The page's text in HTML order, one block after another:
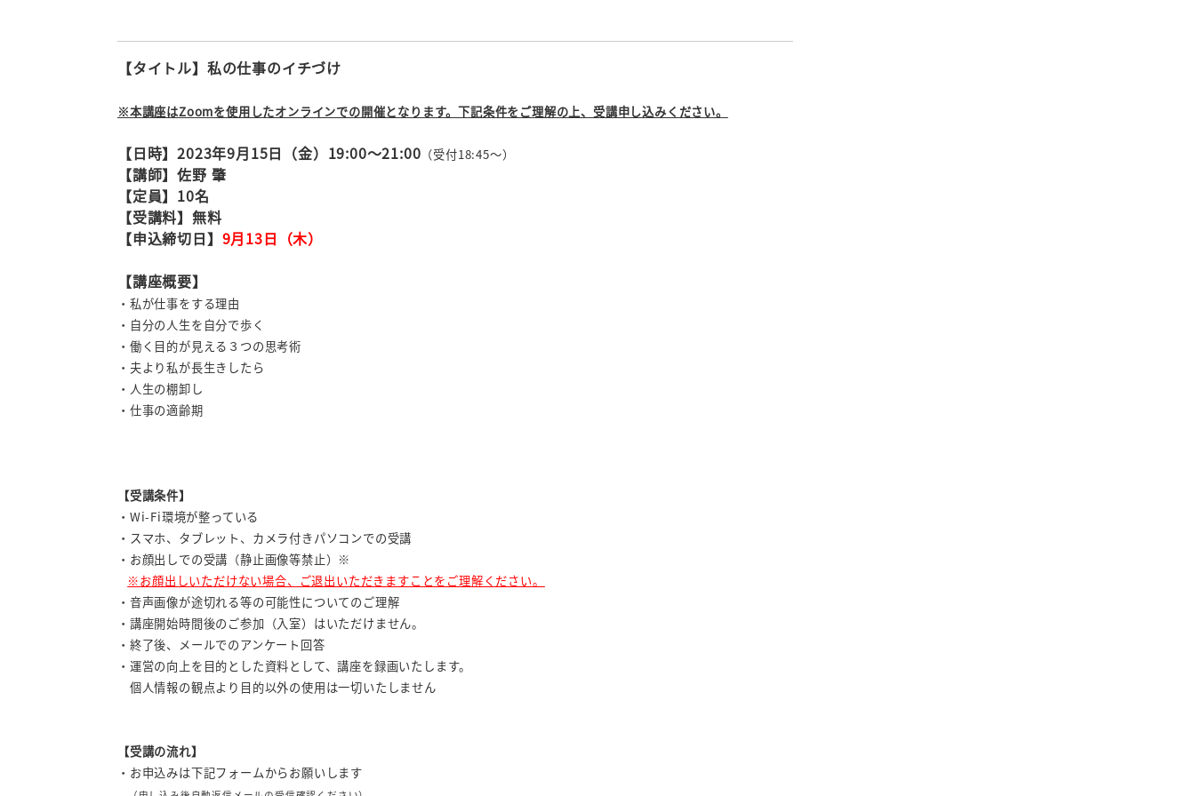
【タイトル】私の仕事のイチづけ
※本講座はZoomを使用したオンラインでの開催となります。下記条件をご理解の上、受講申し込みください。
【日時】2023年9月15日（金）19:00～21:00 （受付18:45～）
【講師】佐野 肇
【定員】10名
【受講料】無料
【申込締切日】 9月13日（木）
【講座概要】
・私が仕事をする理由
・自分の人生を自分で歩く
・働く目的が見える３つの思考術
・夫より私が長生きしたら
・人生の棚卸し
・仕事の適齢期
【受講条件】
・Wi-Fi環境が整っている
・スマホ、タブレット、カメラ付きパソコンでの受講
・お顔出しでの受講（静止画像等禁止）※
※お顔出しいただけない場合、ご退出いただきますことをご理解ください。
・音声画像が途切れる等の可能性についてのご理解
・講座開始時間後のご参加（入室）はいただけません。
・終了後、メールでのアンケート回答
・運営の向上を目的とした資料として、講座を録画いたします。
個人情報の観点より目的以外の使用は一切いたしません
【受講の流れ】
・お申込みは下記フォームからお願いします